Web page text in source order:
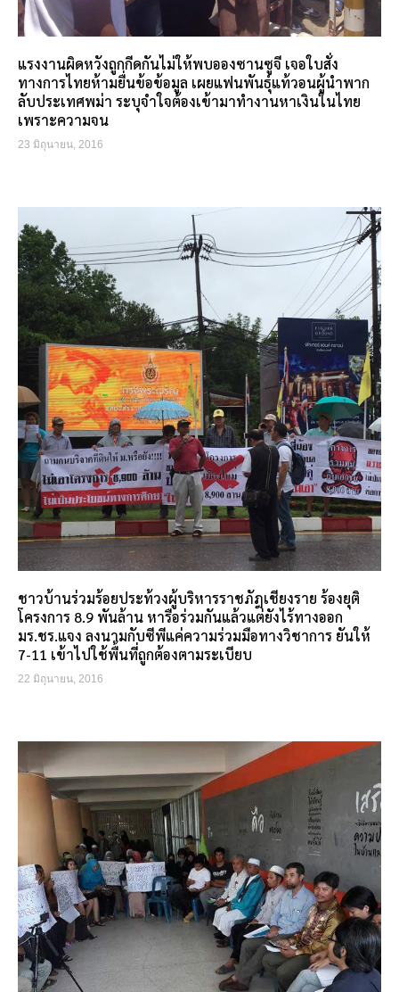
แรงงานผิดหวังถูกกีดกันไม่ให้พบอองซานซูจี เจอใบสั่ง
ทางการไทยห้ามยื่นข้อข้อมูล เผยแฟนพันธุ์แท้วอนผู้นำพาก
ลับประเทศพม่า ระบุจำใจต้องเข้ามาทำงานหาเงินในไทย
เพราะความจน
23 มิถุนายน, 2016
ชาวบ้านร่วมร้อยประท้วงผู้บริหารราชภัฎเชียงราย ร้องยุติ
โครงการ 8.9 พันล้าน หารือร่วมกันแล้วแต่ยังไร้ทางออก
มร.ชร.แจง ลงนามกับซีพีแค่ความร่วมมือทางวิชาการ ยันให้
7-11 เข้าไปใช้พื้นที่ถูกต้องตามระเบียบ
22 มิถุนายน, 2016